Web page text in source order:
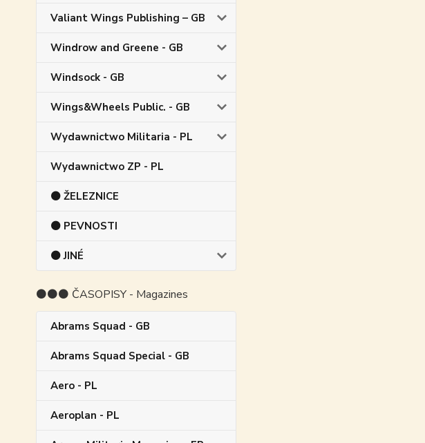
Valiant Wings Publishing – GB
Windrow and Greene - GB
Windsock - GB
Wings&Wheels Public. - GB
Wydawnictwo Militaria - PL
Wydawnictwo ZP - PL
⚫ ŽELEZNICE
⚫ PEVNOSTI
⚫ JINÉ
⚫⚫⚫ ČASOPISY - Magazines
Abrams Squad - GB
Abrams Squad Special - GB
Aero - PL
Aeroplan - PL